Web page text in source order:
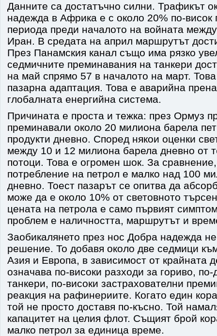
Данните са достатъчно силни. Трафикът
надежда в Африка е с около 20% по-висок
периода преди началото на войната
Иран. В средата на април маршрутът
През Панамския канал също има рязко
седмичните преминавания на танкери
на май спрямо 57 в началото на март.
пазарна адаптация. Това е аварийна
глобалната енергийна система.
Причината е проста и тежка: през Ормуз
преминавали около 20 милиона барела
продукти дневно. Според някои оценки
между 10 и 12 милиона барела дневно от
потоци. Това е огромен шок. За
потребление на петрол е малко над 100
дневно. Тоест пазарът се опитва да
може да е около 10% от световното
цената на петрола е само първият
проблем е наличността, маршрутът и
Заобикалянето през нос Добра надежда
решение. То добавя около две седмици
Азия и Европа, в зависимост от крайната
означава по-високи разходи за гориво,
танкери, по-високи застрахователни
реакция на рафинериите. Когато един
той не просто доставя по-късно. Той
капацитет на целия флот. Същият брой
малко петрол за единица време.